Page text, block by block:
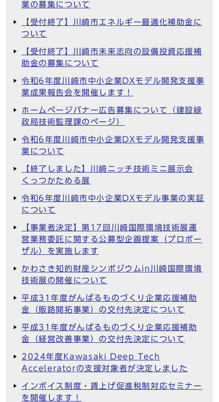
業の募集について
【受付終了】川崎市エネルギー最適化補助金に
ついて
【受付終了】川崎市未来志向の設備投資応援補
助金の募集について
令和6年度川崎市中小企業DXモデル開発支援事
業成果報告会を開催します！
ホームページバナー広告募集について（建設緑
政局技術監理課のページ）
令和6年度川崎市中小企業DXモデル開発支援事
業について
【終了しました】川崎ニッチ技術ミニ展示会
くっつかためる展
令和6年度川崎市中小企業DXモデル事業の実証
について
【事業者決定】第17回川崎国際環境技術展運
営業務委託に関する公募型企画提案（プロポー
ザル）を実施します
かわさき知的財産シンポジウムin川崎国際環境
技術展の開催について
平成31年度がんばるものづくり企業応援補助
金（販路開拓事業）の交付先決定について
平成31年度がんばるものづくり企業応援補助
金（経営改善事業）の交付先決定について
2024年度Kawasaki Deep Tech
Acceleratorの支援対象者が決定しました
インボイス制度・賃上げ促進税制対応セミナー
を開催します！